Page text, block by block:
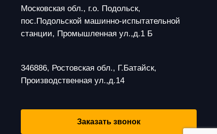
Московская обл., г.о. Подольск,
пос.Подольской машинно-испытательной
станции, Промышленная ул.,д.1 Б
346886, Ростовская обл., Г.Батайск,
Производственная ул.,д.14
Заказать звонок